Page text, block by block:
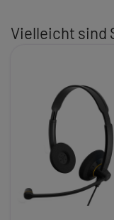
Vielleicht sind